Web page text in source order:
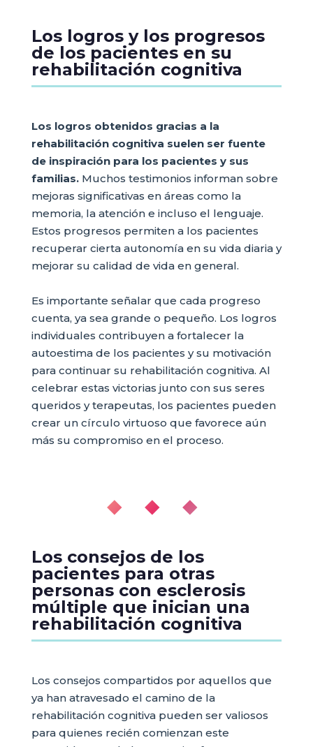
Los logros y los progresos
de los pacientes en su
rehabilitación cognitiva
Los logros obtenidos gracias a la
rehabilitación cognitiva suelen ser fuente
de inspiración para los pacientes y sus
familias.Muchos testimonios informan sobre
mejoras significativas en áreas como la
memoria, la atención e incluso el lenguaje.
Estos progresos permiten a los pacientes
recuperar cierta autonomía en su vida diaria y
mejorar su calidad de vida en general.
Es importante señalar que cada progreso
cuenta, ya sea grande o pequeño. Los logros
individuales contribuyen a fortalecer la
autoestima de los pacientes y su motivación
para continuar su rehabilitación cognitiva. Al
celebrar estas victorias junto con sus seres
queridos y terapeutas, los pacientes pueden
crear un círculo virtuoso que favorece aún
más su compromiso en el proceso.
◆ ◆ ◆
Los consejos de los
pacientes para otras
personas con esclerosis
múltiple que inician una
rehabilitación cognitiva
Los consejos compartidos por aquellos que
ya han atravesado el camino de la
rehabilitación cognitiva pueden ser valiosos
para quienes recién comienzan este